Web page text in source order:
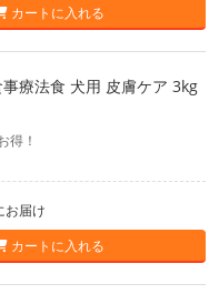
カートに入れる
療法食 犬用 皮膚ケア 3kg
得！
お届け
カートに入れる